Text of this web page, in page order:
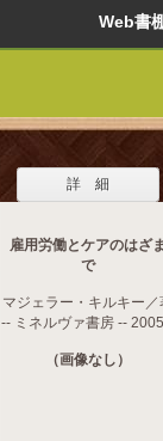
Web
詳 細
雇用労働とケアのはざ
で
マジェラー・キルキー／
-- ミネルヴァ書房 --
（画像なし）